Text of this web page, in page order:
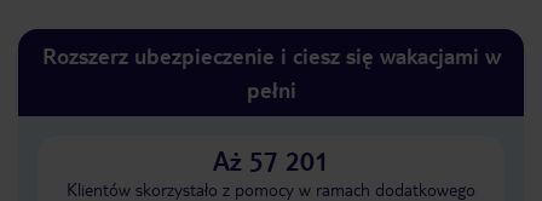
Rozszerz ubezpieczenie i ciesz się wakacjami w
pełni
Aż 57 201
Klientów skorzystało z pomocy w ramach dodatkowego